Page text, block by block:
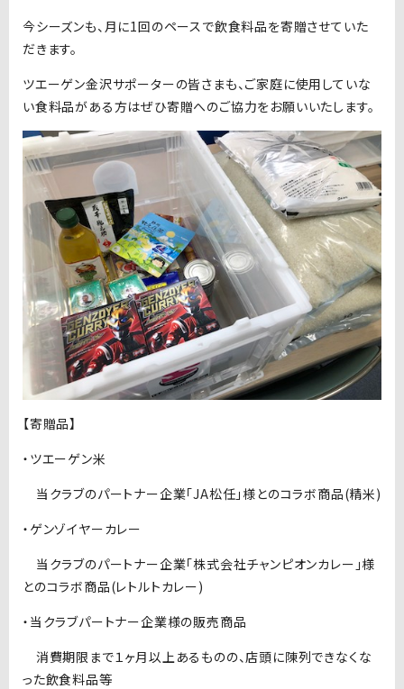
今シーズンも、月に1回のペースで飲食料品を寄贈させていた
だきます。
ツエーゲン金沢サポーターの皆さまも、ご家庭に使用していな
い食料品がある方はぜひ寄贈へのご協力をお願いいたします。
【寄贈品】
・ツエーゲン米
当クラブのパートナー企業「JA松任」様とのコラボ商品(精米)
・ゲンゾイヤーカレー
当クラブのパートナー企業「株式会社チャンピオンカレー」様
とのコラボ商品(レトルトカレー)
・当クラブパートナー企業様の販売商品
消費期限まで１ヶ月以上あるものの、店頭に陳列できなくな
った飲食料品等